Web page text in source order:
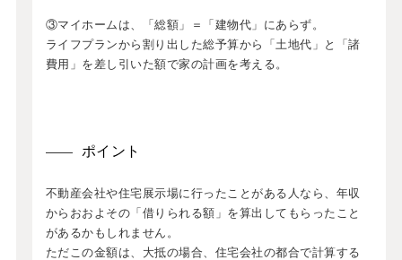
③マイホームは、「総額」＝「建物代」にあらず。
ライフプランから割り出した総予算から「土地代」と「諸
費用」を差し引いた額で家の計画を考える。
ポイント
不動産会社や住宅展示場に行ったことがある人なら、年収
からおおよその「借りられる額」を算出してもらったこと
があるかもしれません。
ただこの金額は、大抵の場合、住宅会社の都合で計算する